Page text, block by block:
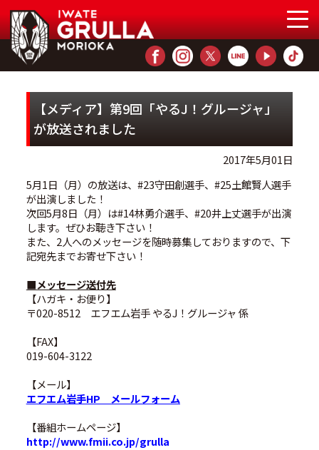
【メディア】第9回「やるJ！グルージャ」
が放送されました
2017年5月01日
5月1日（月）の放送は、#23守田創選手、#25土館賢人選手
が出演しました！
次回5月8日（月）は#14林勇介選手、#20井上丈選手が出演
します。ぜひお聴き下さい！
また、2人へのメッセージを随時募集しておりますので、下
記宛先までお寄せ下さい！
■メッセージ送付先
【ハガキ・お便り】
〒020-8512 エフエム岩手 やるJ！グルージャ 係
【FAX】
019-604-3122
【メール】
エフエム岩手HP メールフォーム
【番組ホームページ】
http://www.fmii.co.jp/grulla